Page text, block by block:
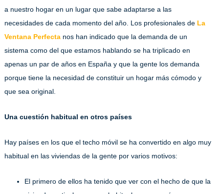
a nuestro hogar en un lugar que sabe adaptarse a las
necesidades de cada momento del año. Los profesionales de La
Ventana Perfectanos han indicado que la demanda de un
sistema como del que estamos hablando se ha triplicado en
apenas un par de años en España y que la gente los demanda
porque tiene la necesidad de constituir un hogar más cómodo y
que sea original.
Una cuestión habitual en otros países
Hay países en los que el techo móvil se ha convertido en algo muy
habitual en las viviendas de la gente por varios motivos:
El primero de ellos ha tenido que ver con el hecho de que la